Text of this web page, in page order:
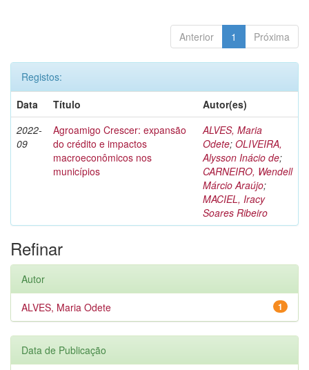
Anterior 1 Próxima
Registos:
Data
Título
Autor(es)
2022-
09
Agroamigo Crescer: expansão
do crédito e impactos
macroeconômicos nos
municípios
ALVES, Maria
Odete; OLIVEIRA,
Alysson Inácio de;
CARNEIRO, Wendell
Márcio Araújo;
MACIEL, Iracy
Soares Ribeiro
Refinar
Autor
1
ALVES, Maria Odete
Data de Publicação